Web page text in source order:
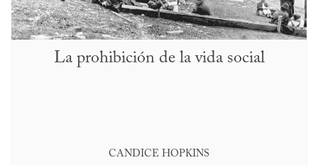
La prohibición de la vida social
CANDICE HOPKINS